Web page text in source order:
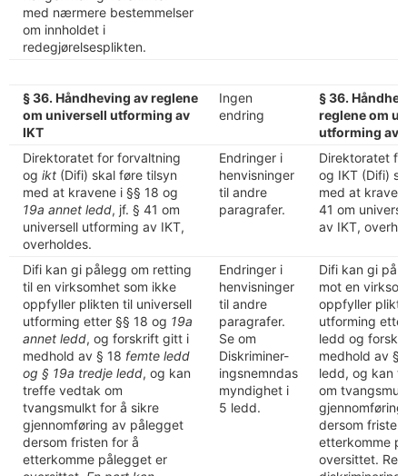
med nærmere bestemmelser
om innholdet i
redegjørelsesplikten.
§ 36. Håndheving av reglene
om universell utforming av
IKT
Ingen
endring
§ 36.
reglene om
utforming av
Direktoratet for forvaltning
og ikt (Difi) skal føre tilsyn
med at kravene i §§ 18 og
19a annet ledd, jf. § 41 om
universell utforming av IKT,
overholdes.
Endringer i
henvisninger
til andre
paragrafer.
Direktoratet
og IKT (Difi)
med at
41 om
av IKT,
Difi kan gi pålegg om retting
til en virksomhet som ikke
oppfyller plikten til universell
utforming etter §§ 18 og 19a
annet ledd, og forskrift gitt i
medhold av § 18 femte ledd
og § 19a tredje ledd, og kan
treffe vedtak om
tvangsmulkt for å sikre
gjennomføring av pålegget
dersom fristen for å
etterkomme pålegget er
Endringer i
henvisninger
til andre
paragrafer.
Se om
Diskriminer-
ingsnemndas
myndighet i
5 ledd.
Difi kan gi
mot en
oppfyller
utforming
ledd og
medhold av §
ledd, og kan
om
dersom
etterkomme
oversittet.